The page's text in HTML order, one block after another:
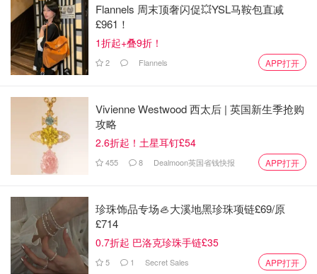
3️⃣可以在“朗读内容”设置中调整语音的速度、语调，以及选
Flannels 周末顶奢闪促💥YSL马鞍包直减
£961！
1折起+叠9折！
2 Flannels APP打开
Vivienne Westwood 西太后 | 英国新生季抢购
攻略
2.6折起！土星耳钉£54
455 8 Dealmoon英国省钱快报 APP打开
珍珠饰品专场🦪大溪地黑珍珠项链£69/原
£714
0.7折起 巴洛克珍珠手链£35
5 1 Secret Sales APP打开